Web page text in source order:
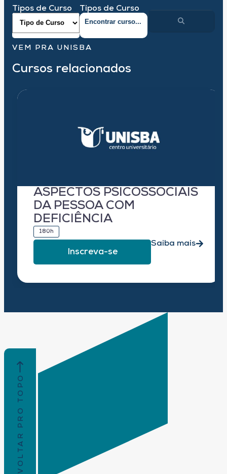
Tipos de Curso Tipos de Curso
VEM PRA UNISBA
Cursos relacionados
ASPECTOS PSICOSSOCIAIS
DA PESSOA COM
DEFICIÊNCIA
180h
Inscreva-se
Saiba mais
VOLTAR PRO TOPO